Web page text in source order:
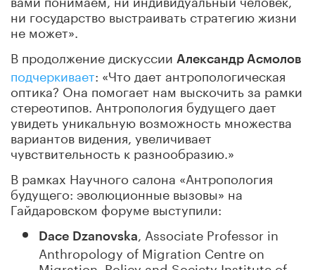
ни государство выстраивать стратегию жизни
не может».
В продолжение дискуссии Александр Асмолов
подчеркивает: «Что дает антропологическая
оптика? Она помогает нам выскочить за рамки
стереотипов. Антропология будущего дает
увидеть уникальную возможность множества
вариантов видения, увеличивает
чувствительность к разнообразию.»
В рамках Научного салона «Антропология
будущего: эволюционные вызовы» на
Гайдаровском форуме выступили:
Dace Dzanovska
, Associate Professor in
Anthropology of Migration Centre on